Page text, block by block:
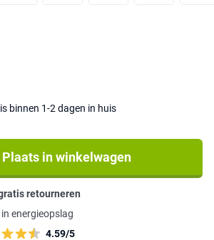
binnen 1-2 dagen in huis
Plaats in winkelwagen
retourneren
in energieopslag
4.59/5